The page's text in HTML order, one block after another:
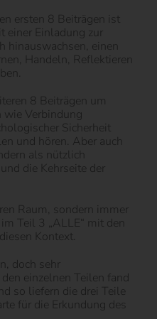
ersten 8 Beiträgen ist
einer Einladung zur
einen
Handeln, Reflektieren
8 Beiträgen um
wie Verbindung
Sicherheit
und hören. Aber auch
als nützlich
die Kehrseite der
Raum, sondern immer
Teil 3 „ALLE“ mit den
Kontext.
doch sehr
einzelnen Teilen fand
so liefern die drei Teile
für die Erkundung des